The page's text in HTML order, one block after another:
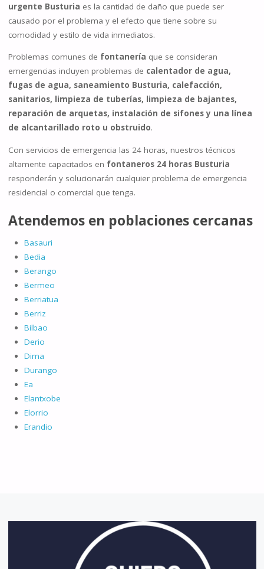
urgente Busturia es la cantidad de daño que puede ser
causado por el problema y el efecto que tiene sobre su
comodidad y estilo de vida inmediatos.
Problemas comunes de fontanería que se consideran
emergencias incluyen problemas de calentador de agua,
fugas de agua, saneamiento Busturia, calefacción,
sanitarios, limpieza de tuberías, limpieza de bajantes,
reparación de arquetas, instalación de sifones y una línea
de alcantarillado roto u obstruido.
Con servicios de emergencia las 24 horas, nuestros técnicos
altamente capacitados en fontaneros 24 horas Busturia
responderán y solucionarán cualquier problema de emergencia
residencial o comercial que tenga.
Atendemos en poblaciones cercanas
Basauri
Bedia
Berango
Bermeo
Berriatua
Berriz
Bilbao
Derio
Dima
Durango
Ea
Elantxobe
Elorrio
Erandio